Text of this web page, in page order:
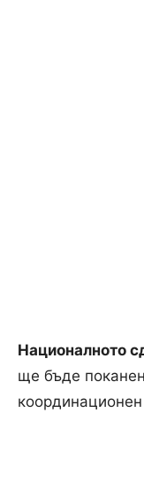
Националното
ще бъде